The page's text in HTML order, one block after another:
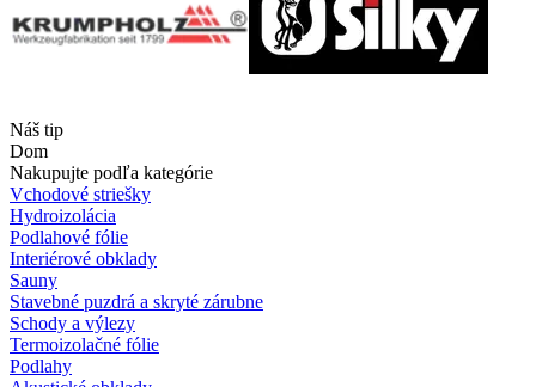
Náš tip
Dom
Nakupujte podľa kategórie
Vchodové striešky
Hydroizolácia
Podlahové fólie
Interiérové obklady
Sauny
Stavebné puzdrá a skryté zárubne
Schody a výlezy
Termoizolačné fólie
Podlahy